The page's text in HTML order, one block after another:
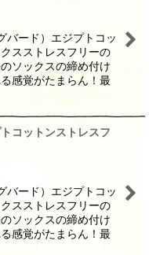
バード）エジプトコッ
スストレスフリーの
ソックスの締め付け
感覚がたまらん！最
ットンストレスフ
バード）エジプトコッ
スストレスフリーの
ソックスの締め付け
感覚がたまらん！最